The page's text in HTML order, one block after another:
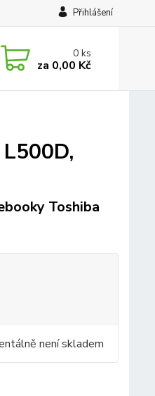
Přihlášení
0ks
za 0,00 Kč
Toshiba
není skladem